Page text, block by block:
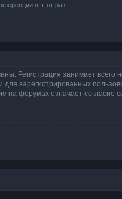
в этот раз
Регистрация занимает
зарегистрированных
на форумах означает согласие